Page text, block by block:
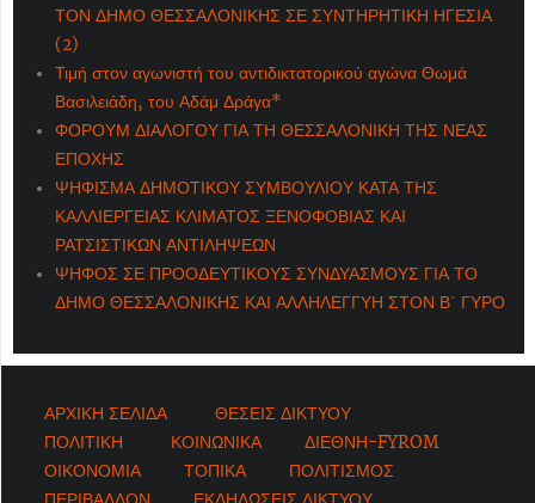
ΤΟΝ ΔΗΜΟ ΘΕΣΣΑΛΟΝΙΚΗΣ ΣΕ ΣΥΝΤΗΡΗΤΙΚΗ ΗΓΕΣΙΑ
(2)
Τιμή στον αγωνιστή του αντιδικτατορικού αγώνα Θωμά
Βασιλειάδη, του Αδάμ Δράγα*
ΦΟΡΟΥΜ ΔΙΑΛΟΓΟΥ ΓΙΑ ΤΗ ΘΕΣΣΑΛΟΝΙΚΗ ΤΗΣ ΝΕΑΣ
ΕΠΟΧΗΣ
ΨΗΦΙΣΜΑ ΔΗΜΟΤΙΚΟΥ ΣΥΜΒΟΥΛΙΟΥ ΚΑΤΑ ΤΗΣ
ΚΑΛΛΙΕΡΓΕΙΑΣ ΚΛΙΜΑΤΟΣ ΞΕΝΟΦΟΒΙΑΣ ΚΑΙ
ΡΑΤΣΙΣΤΙΚΩΝ ΑΝΤΙΛΗΨΕΩΝ
ΨΗΦΟΣ ΣΕ ΠΡΟΟΔΕΥΤΙΚΟΥΣ ΣΥΝΔΥΑΣΜΟΥΣ ΓΙΑ ΤΟ
ΔΗΜΟ ΘΕΣΣΑΛΟΝΙΚΗΣ ΚΑΙ ΑΛΛΗΛΕΓΓΥΗ ΣΤΟΝ Β΄ ΓΥΡΟ
ΑΡΧΙΚΗ ΣΕΛΙΔΑ
ΘΕΣΕΙΣ ΔΙΚΤΥΟΥ
ΠΟΛΙΤΙΚΗ
ΚΟΙΝΩΝΙΚΑ
ΔΙΕΘΝΗ-FYROM
ΟΙΚΟΝΟΜΙΑ
ΤΟΠΙΚΑ
ΠΟΛΙΤΙΣΜΟΣ